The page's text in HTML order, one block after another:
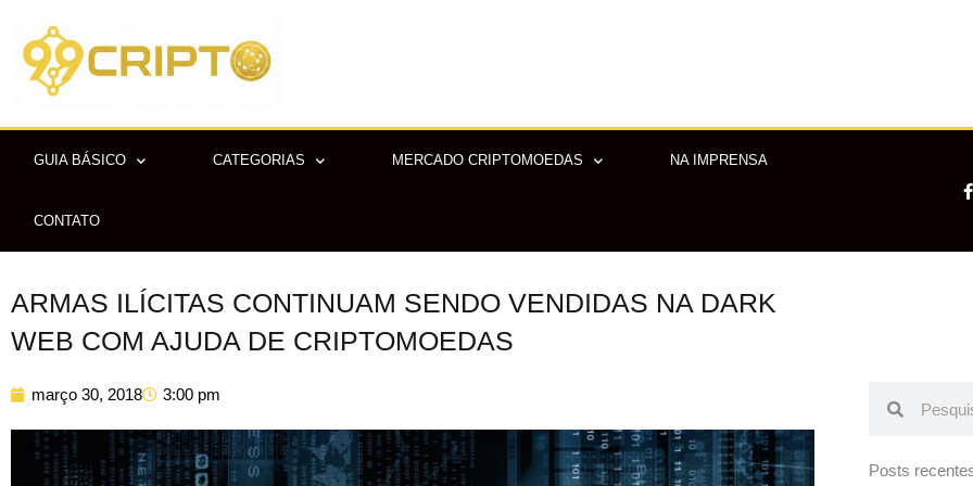
para
conteúdo
GUIA BÁSICO CATEGORIAS MERCADO CRIPTOMOEDAS NA IMPRENSA
CONTATO
F
a
ARMAS ILÍCITAS CONTINUAM SENDO VENDIDAS NA DARK
WEB COM AJUDA DE CRIPTOMOEDAS
março 30, 2018 3:00 pm
Posts